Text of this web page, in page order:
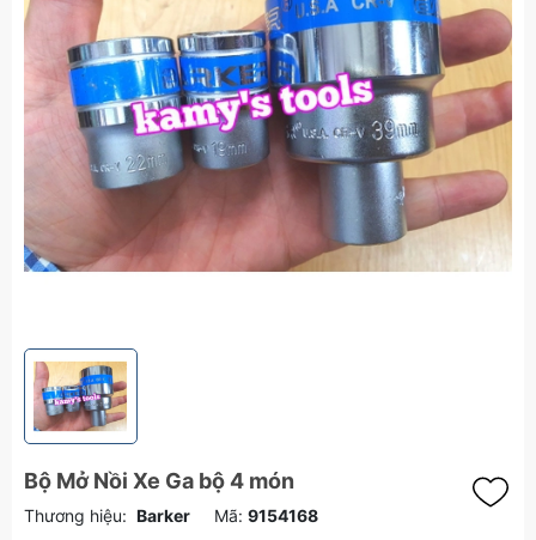
Bộ Mở Nồi Xe Ga bộ 4 món
Thương hiệu: Barker Mã: 9154168